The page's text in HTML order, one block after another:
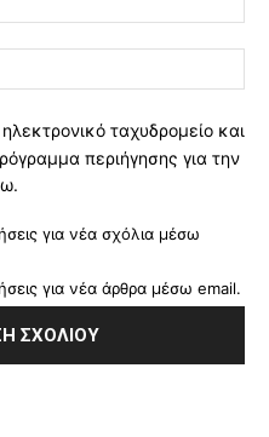
ταχυδρομείο και
περιήγησης για την
για νέα σχόλια μέσω
για νέα άρθρα μέσω email.